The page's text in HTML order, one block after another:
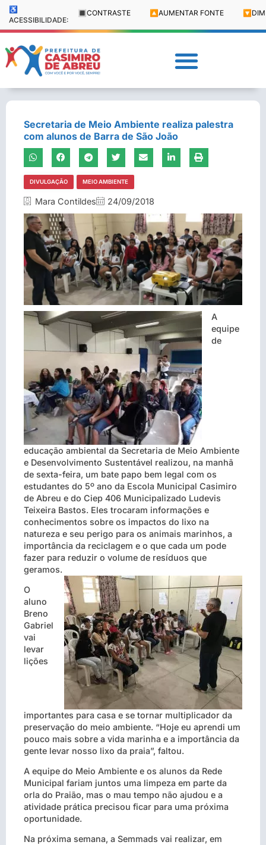
♿
ACESSIBILIDADE:
🔳 CONTRASTE 🔼 AUMENTAR FONTE 🔽
Secretaria de Meio Ambiente realiza palestra
com alunos de Barra de São João
DIVULGAÇÃO MEIO AMBIENTE
Mara Contildes 24/09/2018
A
equipe
de
educação ambiental da Secretaria de Meio Ambiente
e Desenvolvimento Sustentável realizou, na manhã
de sexta-feira, um bate papo bem legal com os
estudantes do 5º ano da Escola Municipal Casimiro
de Abreu e do Ciep 406 Municipalizado Ludevis
Teixeira Bastos. Eles trocaram informações e
conhecimentos sobre os impactos do lixo na
natureza e seu perigo para os animais marinhos, a
importância da reciclagem e o que cada um pode
fazer para reduzir o volume de resíduos que
geramos.
O
aluno
Breno
Gabriel
vai
levar
lições
importantes para casa e se tornar multiplicador da
preservação do meio ambiente. “Hoje eu aprendi um
pouco mais sobre a vida marinha e a importância da
gente levar nosso lixo da praia”, faltou.
A equipe do Meio Ambiente e os alunos da Rede
Municipal fariam juntos uma limpeza em parte da
orla do Praião, mas o mau tempo não ajudou e a
atividade prática precisou ficar para uma próxima
oportunidade.
Na próxima semana, a Semmads vai realizar, em